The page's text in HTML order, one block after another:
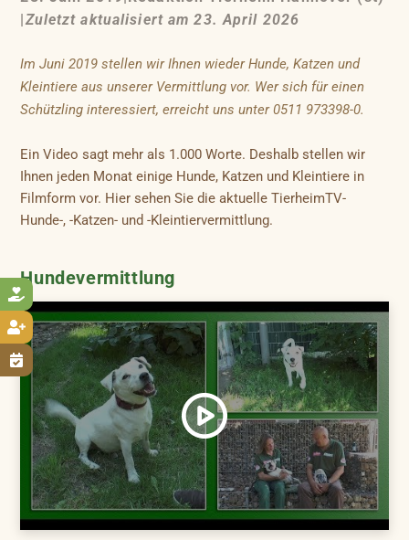



|Zuletzt aktualisiert am 23. April 2026
Im Juni 2019 stellen wir Ihnen wieder Hunde, Katzen und
Kleintiere aus unserer Vermittlung vor. Wer sich für einen
Schützling interessiert, erreicht uns unter 0511 973398-0.
Ein Video sagt mehr als 1.000 Worte. Deshalb stellen wir
Ihnen jeden Monat einige Hunde, Katzen und Kleintiere in
Filmform vor. Hier sehen Sie die aktuelle TierheimTV-
Hunde-, -Katzen- und -Kleintiervermittlung.
Hundevermittlung